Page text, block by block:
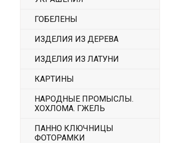
ГОБЕЛЕНЫ
ИЗДЕЛИЯ ИЗ ДЕРЕВА
ИЗДЕЛИЯ ИЗ ЛАТУНИ
КАРТИНЫ
НАРОДНЫЕ ПРОМЫСЛЫ.
ХОХЛОМА. ГЖЕЛЬ
ПАННО КЛЮЧНИЦЫ
ФОТОРАМКИ